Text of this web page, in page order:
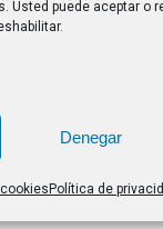
Usted puede aceptar o
Denegar
Política de